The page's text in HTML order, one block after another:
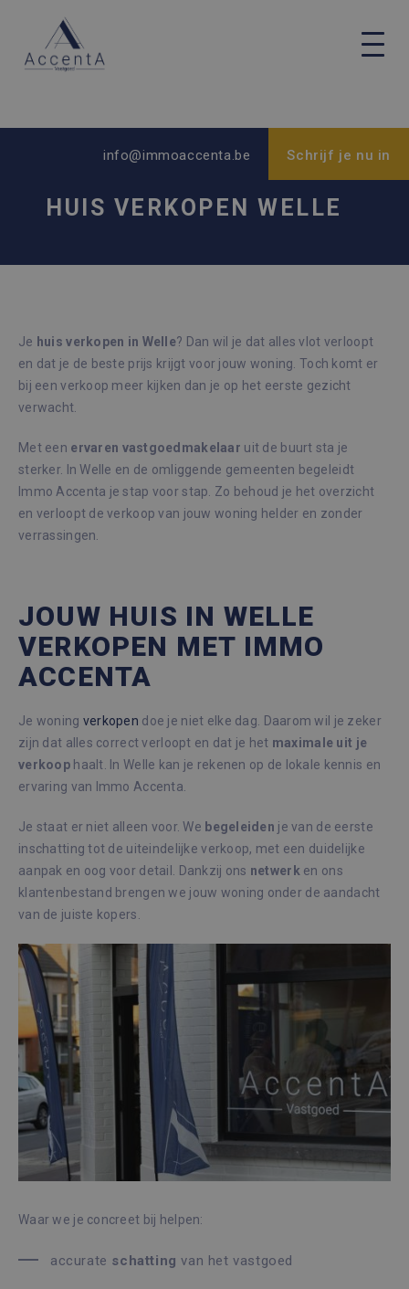
info@immoaccenta.be Schrijf je nu in
HUIS VERKOPEN WELLE
Je huis verkopen in Welle? Dan wil je dat alles vlot verloopt
en dat je de beste prijs krijgt voor jouw woning. Toch komt er
bij een verkoop meer kijken dan je op het eerste gezicht
verwacht.
Met een ervaren vastgoedmakelaar uit de buurt sta je
sterker. In Welle en de omliggende gemeenten begeleidt
Immo Accenta je stap voor stap. Zo behoud je het overzicht
en verloopt de verkoop van jouw woning helder en zonder
verrassingen.
JOUW HUIS IN WELLE
VERKOPEN MET IMMO
ACCENTA
Je woning verkopen doe je niet elke dag. Daarom wil je zeker
zijn dat alles correct verloopt en dat je het maximale uit je
verkoophaalt. In Welle kan je rekenen op de lokale kennis en
ervaring van Immo Accenta.
Je staat er niet alleen voor. We begeleiden je van de eerste
inschatting tot de uiteindelijke verkoop, met een duidelijke
aanpak en oog voor detail. Dankzij ons netwerk en ons
klantenbestand brengen we jouw woning onder de aandacht
van de juiste kopers.
Waar we je concreet bij helpen:
accurate schatting van het vastgoed